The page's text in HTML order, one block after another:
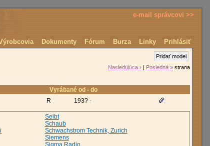
e-mail správcovi >>
Dokumenty Fórum Burza Linky
Prihlásiť
Pridať model
Nasledujúca › | Posledná » strana
Vyrábané od - do
R 193? -
Seibt
Schaub
Schwachstrom Technik, Zurich
Siemens
Sigma Radio